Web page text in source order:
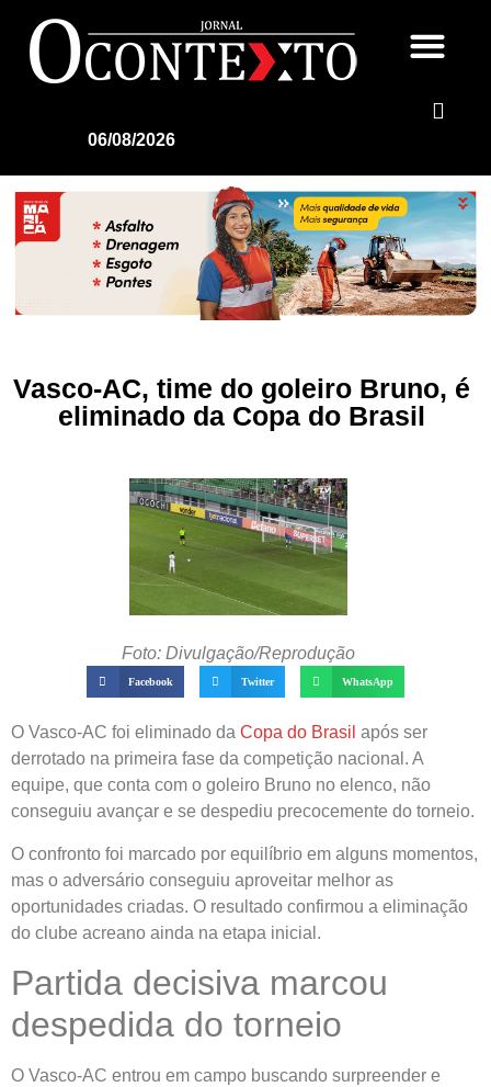
06/08/2026
Vasco-AC, time do goleiro Bruno, é
eliminado da Copa do Brasil
Foto: Divulgação/Reprodução
Facebook Twitter WhatsApp
O Vasco-AC foi eliminado da Copa do Brasil após ser
derrotado na primeira fase da competição nacional. A
equipe, que conta com o goleiro Bruno no elenco, não
conseguiu avançar e se despediu precocemente do torneio.
O confronto foi marcado por equilíbrio em alguns momentos,
mas o adversário conseguiu aproveitar melhor as
oportunidades criadas. O resultado confirmou a eliminação
do clube acreano ainda na etapa inicial.
Partida decisiva marcou
despedida do torneio
O Vasco-AC entrou em campo buscando surpreender e